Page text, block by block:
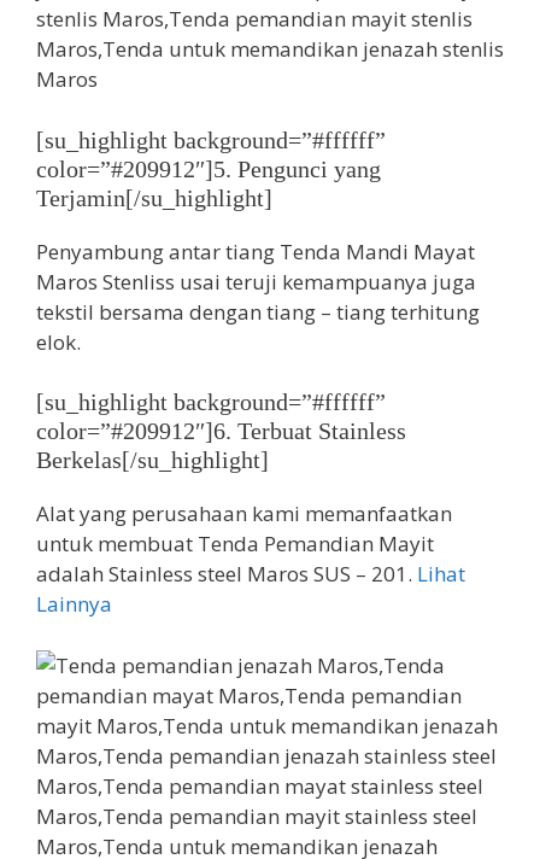
[su_highlight background=”#ffffff”
color=”#209912″]5. Pengunci yang
Terjamin[/su_highlight]
Penyambung antar tiang Tenda Mandi Mayat
Maros Stenliss usai teruji kemampuanya juga
tekstil bersama dengan tiang – tiang terhitung
elok.
[su_highlight background=”#ffffff”
color=”#209912″]6. Terbuat Stainless
Berkelas[/su_highlight]
Alat yang perusahaan kami memanfaatkan
untuk membuat Tenda Pemandian Mayit
adalah Stainless steel Maros SUS – 201. Lihat
Lainnya